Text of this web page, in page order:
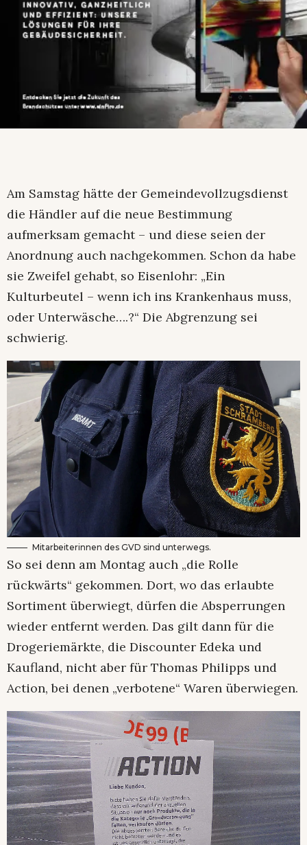
Am Samstag hätte der Gemeindevollzugsdienst
die Händler auf die neue Bestimmung
aufmerksam gemacht – und diese seien der
Anordnung auch nachgekommen. Schon da habe
sie Zweifel gehabt, so Eisenlohr: „Ein
Kulturbeutel – wenn ich ins Krankenhaus muss,
oder Unterwäsche….?“ Die Abgrenzung sei
schwierig.
Mitarbeiterinnen des GVD sind unterwegs.
So sei denn am Montag auch „die Rolle
rückwärts“ gekommen. Dort, wo das erlaubte
Sortiment überwiegt, dürfen die Absperrungen
wieder entfernt werden. Das gilt dann für die
Drogeriemärkte, die Discounter Edeka und
Kaufland, nicht aber für Thomas Philipps und
Action, bei denen „verbotene“ Waren überwiegen.